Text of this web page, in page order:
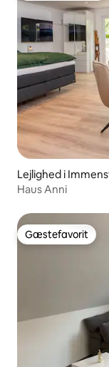
Lejlighed i
Haus Anni
Gæstefavorit
Gæstefavorit